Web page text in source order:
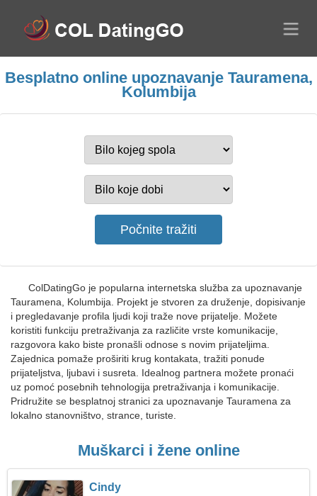
Besplatno online upoznavanje Tauramena,
Kolumbija
ColDatingGo je popularna internetska služba za upoznavanje
Tauramena, Kolumbija. Projekt je stvoren za druženje, dopisivanje
i pregledavanje profila ljudi koji traže nove prijatelje. Možete
koristiti funkciju pretraživanja za različite vrste komunikacije,
razgovora kako biste pronašli odnose s novim prijateljima.
Zajednica pomaže proširiti krug kontakata, tražiti ponude
prijateljstva, ljubavi i susreta. Idealnog partnera možete pronaći
uz pomoć posebnih tehnologija pretraživanja i komunikacije.
Pridružite se besplatnoj stranici za upoznavanje Tauramena za
lokalno stanovništvo, strance, turiste.
Muškarci i žene online
Cindy